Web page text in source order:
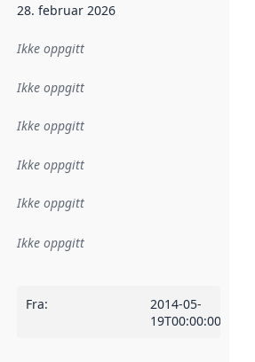
28. februar 2026
Ikke oppgitt
Ikke oppgitt
Ikke oppgitt
Ikke oppgitt
Ikke oppgitt
:
Ikke oppgitt
Fra:
2014-05-
19T00:00:00Z